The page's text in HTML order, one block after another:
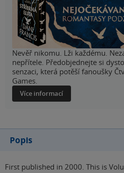
Nevěř nikomu. Lži každému.
nepřítele. Předobjednejte si
senzaci, která potěší fanoušky
Games.
Více informací
Popis
First published in 2000. This is